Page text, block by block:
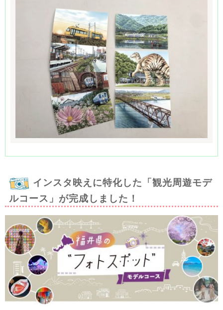
インスタ映えに特化した「観光周遊モデ
ルコース」が完成しました！